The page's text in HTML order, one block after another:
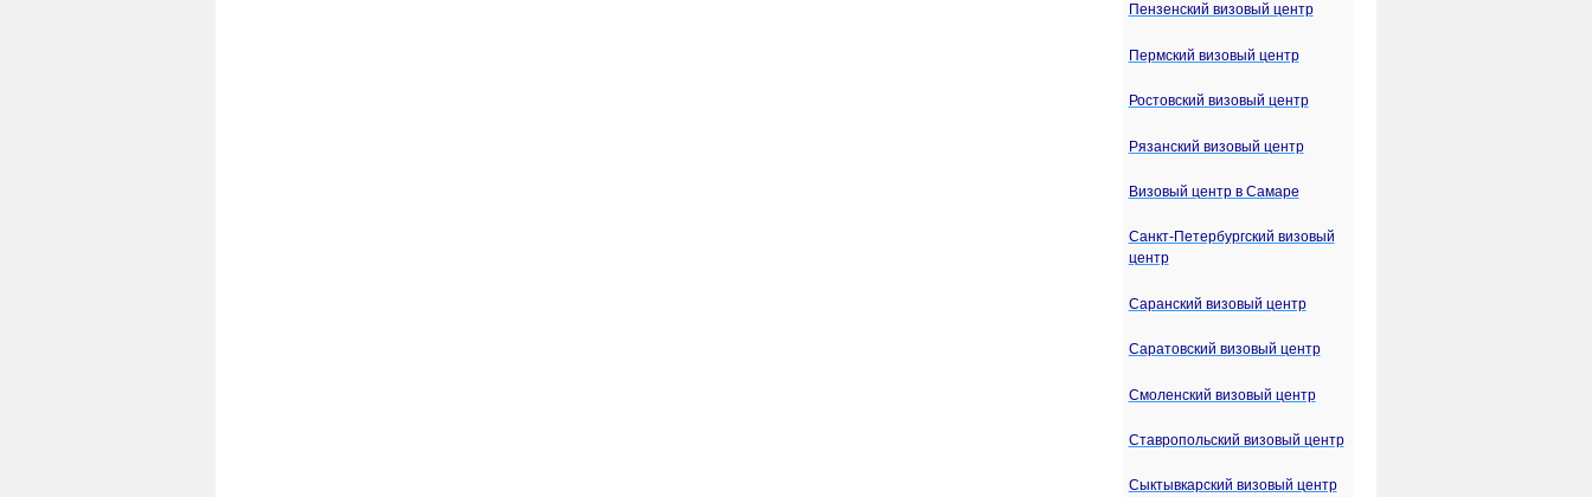
Пензенский визовый центр
Пермский визовый центр
Ростовский визовый центр
Рязанский визовый центр
Визовый центр в Самаре
Санкт-Петербургский визовый
центр
Саранский визовый центр
Саратовский визовый центр
Смоленский визовый центр
Ставропольский визовый центр
Сыктывкарский визовый центр